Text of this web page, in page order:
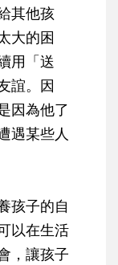
其他孩
大的困
用「送
誼。因
因為他了
遇某些人
孩子的自
以在生活
，讓孩子